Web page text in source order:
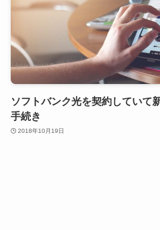
ソフトバンク光を契約していて
手続き
2018年10月19日